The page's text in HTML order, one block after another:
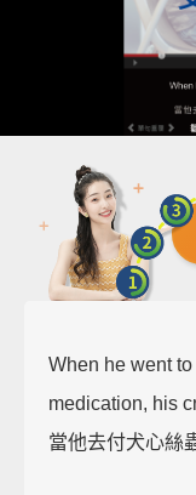
When he went to
medication, his
當他去付犬心絲